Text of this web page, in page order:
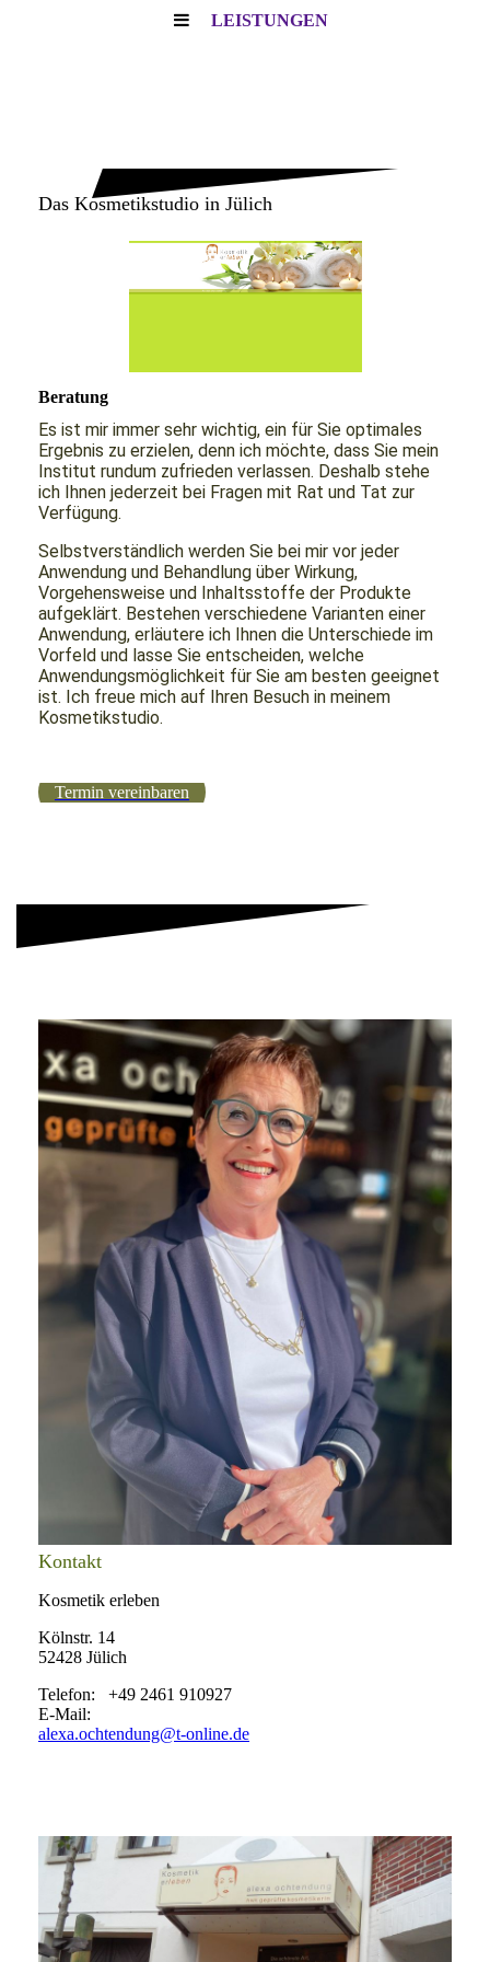
LEISTUNGEN
Das Kosmetikstudio in Jülich
Beratung
Es ist mir immer sehr wichtig, ein für Sie optimales
Ergebnis zu erzielen, denn ich möchte, dass Sie mein
Institut rundum zufrieden verlassen. Deshalb stehe
ich Ihnen jederzeit bei Fragen mit Rat und Tat zur
Verfügung.
Selbstverständlich werden Sie bei mir vor jeder
Anwendung und Behandlung über Wirkung,
Vorgehensweise und Inhaltsstoffe der Produkte
aufgeklärt. Bestehen verschiedene Varianten einer
Anwendung, erläutere ich Ihnen die Unterschiede im
Vorfeld und lasse Sie entscheiden, welche
Anwendungsmöglichkeit für Sie am besten geeignet
ist. Ich freue mich auf Ihren Besuch in meinem
Kosmetikstudio.
Termin vereinbaren
Kontakt
Kosmetik erleben
Kölnstr. 14
52428 Jülich
Telefon: +49 2461 910927
E-Mail:
alexa.ochtendung@t-online.de